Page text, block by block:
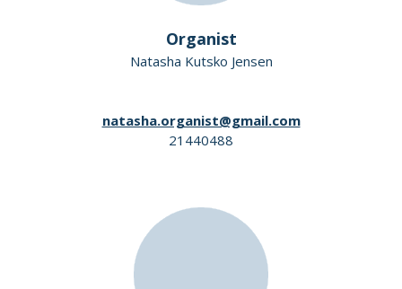
Organist
Natasha Kutsko Jensen
natasha.organist@gmail.com
21440488